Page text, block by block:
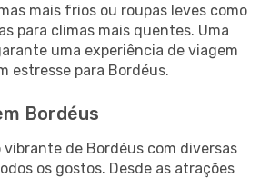
mais frios ou roupas leves como
para climas mais quentes. Uma
uma experiência de viagem
estresse para Bordéus.
Bordéus
vibrante de Bordéus com diversas
os gostos. Desde as atrações